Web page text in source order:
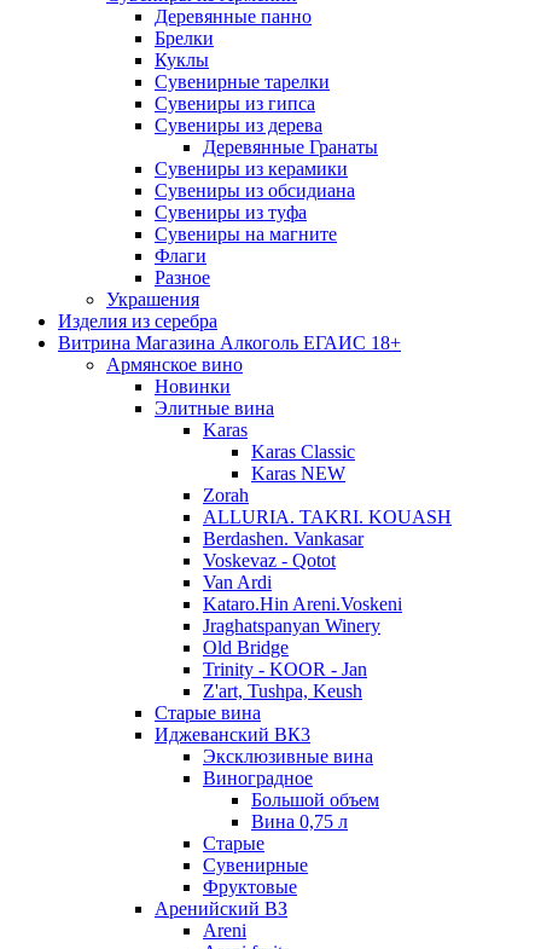
Деревянные панно
Брелки
Куклы
Сувенирные тарелки
Сувениры из гипса
Сувениры из дерева
Деревянные Гранаты
Сувениры из керамики
Сувениры из обсидиана
Сувениры из туфа
Сувениры на магните
Флаги
Разное
Украшения
Изделия из серебра
Витрина Магазина Алкоголь ЕГАИС 18+
Армянское вино
Новинки
Элитные вина
Karas
Karas Classic
Karas NEW
Zorah
ALLURIA. TAKRI. KOUASH
Berdashen. Vankasar
Voskevaz - Qotot
Van Ardi
Kataro.Hin Areni.Voskeni
Jraghatspanyan Winery
Old Bridge
Trinity - KOOR - Jan
Z'art, Tushpa, Keush
Старые вина
Иджеванский ВК3
Эксклюзивные вина
Виноградное
Большой объем
Вина 0,75 л
Старые
Сувенирные
Фруктовые
Аренийский ВЗ
Areni